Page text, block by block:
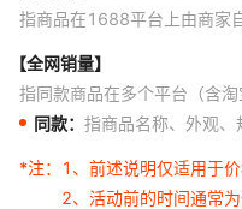
指商品在1688平台上由商家
【全网销量】
指同款商品在多个平台（含
同款： 指商品名称、外观、
*注：
1、前述说明仅适用于价
2、活动前的时间通常